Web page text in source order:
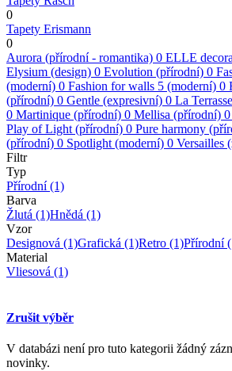
0
Tapety Erismann
0
Aurora (přírodní - romantika) 0 ELLE
Elysium (design) 0 Evolution (přírodní) 0
(moderní) 0 Fashion for walls 5 (moderní) 0
(přírodní) 0 Gentle (expresivní) 0 La
0 Martinique (přírodní) 0 Mellisa (přírodní) 0
Play of Light (přírodní) 0 Pure harmony
(přírodní) 0 Spotlight (moderní) 0 Versailles
Filtr
Typ
Přírodní(1)
Barva
Žlutá (1)Hnědá (1)
Vzor
Designová (1)Grafická (1)Retro (1)Přírodní
Material
Vliesová (1)
Zrušit výběr
V databázi není pro tuto kategorii žádný
novinky.